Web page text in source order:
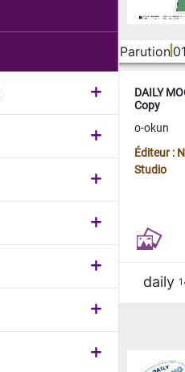
Parution
DAILY
Copy
o-okun
Éditeur :
Studio
daily